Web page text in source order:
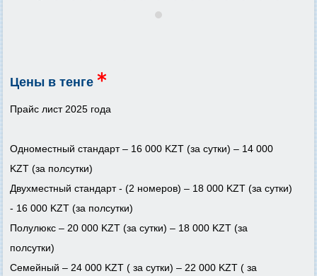
Цены в тенге
Прайс лист 2025 года
Одноместный стандарт – 16 000 KZT (за сутки) – 14 000
KZT (за полсутки)
Двухместный стандарт - (2 номеров) – 18 000 KZT (за сутки)
- 16 000 KZT (за полсутки)
Полулюкс – 20 000 KZT (за сутки) – 18 000 KZT (за
полсутки)
Семейный – 24 000 KZT ( за сутки) – 22 000 KZT ( за